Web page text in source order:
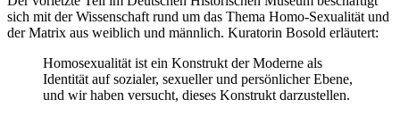
sich mit der Wissenschaft rund um das Thema Homo-Sexualität und
der Matrix aus weiblich und männlich. Kuratorin Bosold erläutert:
Homosexualität ist ein Konstrukt der Moderne als
Identität auf sozialer, sexueller und persönlicher Ebene,
und wir haben versucht, dieses Konstrukt darzustellen.